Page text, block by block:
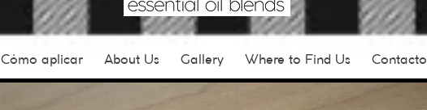
Cómo aplicar About Us Gallery Where to Find Us Contacto